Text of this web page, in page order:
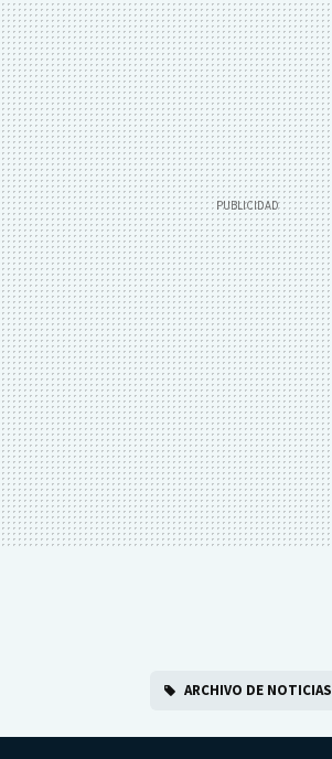
ARCHIVO DE NOTICIAS